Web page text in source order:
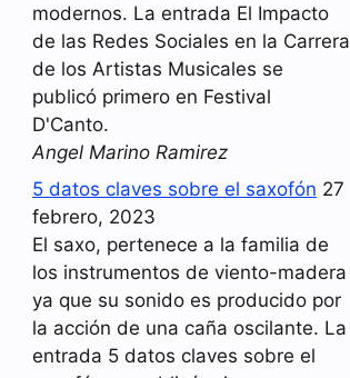
modernos. La entrada El Impacto
de las Redes Sociales en la Carrera
de los Artistas Musicales se
publicó primero en Festival
D'Canto.
Angel Marino Ramirez
5 datos claves sobre el saxofón 27
febrero, 2023
El saxo, pertenece a la familia de
los instrumentos de viento-madera
ya que su sonido es producido por
la acción de una caña oscilante. La
entrada 5 datos claves sobre el